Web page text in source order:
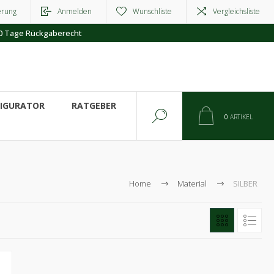
Anmelden Wunschliste Vergleichsliste
Tage Rückgaberecht
RATGEBER
0 ARTIKEL
Home Material SILBER